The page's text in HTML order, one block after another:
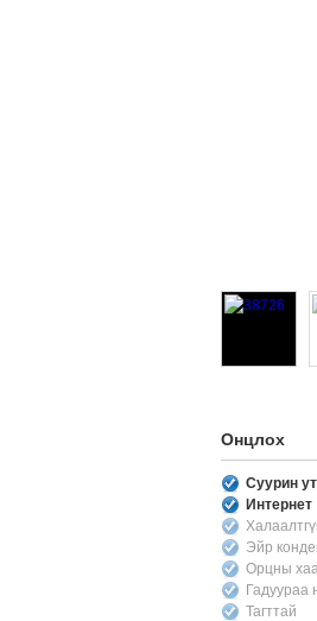
Онцлох
Суурин
Интернет
Эйр
Орцны
Гадуураа
Тагттай